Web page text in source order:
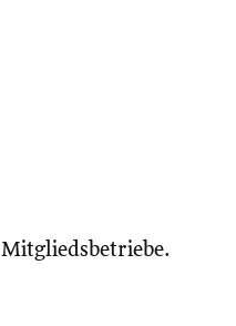
Mitgliedsbetriebe.